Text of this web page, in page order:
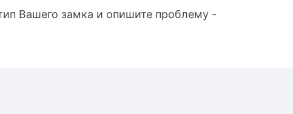
Вашего замка и опишите проблему -